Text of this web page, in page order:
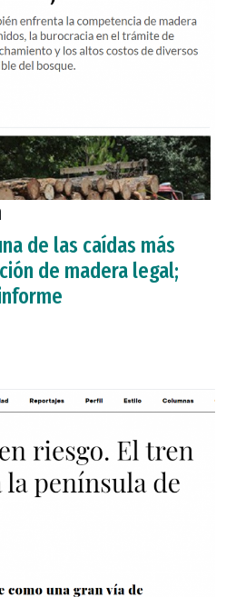
de las caídas más
de madera legal;